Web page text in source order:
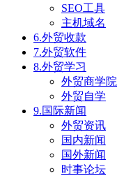
SEO工具
主机域名
6.外贸收款
7.外贸软件
8.外贸学习
外贸商学院
外贸自学
9.国际新闻
外贸资讯
国内新闻
国外新闻
时事论坛